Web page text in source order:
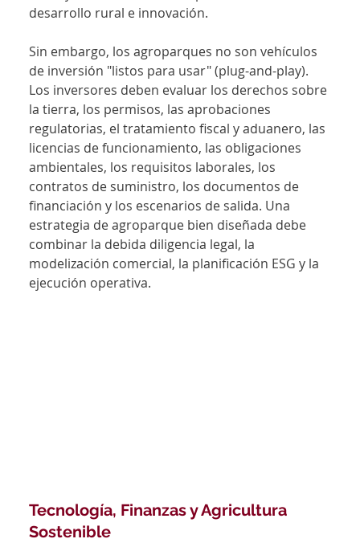
desarrollo rural e innovación.
Sin embargo, los agroparques no son vehículos
de inversión "listos para usar" (plug-and-play).
Los inversores deben evaluar los derechos sobre
la tierra, los permisos, las aprobaciones
regulatorias, el tratamiento fiscal y aduanero, las
licencias de funcionamiento, las obligaciones
ambientales, los requisitos laborales, los
contratos de suministro, los documentos de
financiación y los escenarios de salida. Una
estrategia de agroparque bien diseñada debe
combinar la debida diligencia legal, la
modelización comercial, la planificación ESG y la
ejecución operativa.
Tecnología, Finanzas y Agricultura
Sostenible